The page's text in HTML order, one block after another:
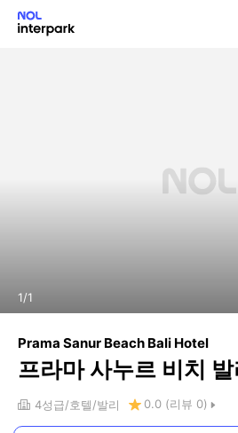
1/1
Prama Sanur Beach Bali Hotel
프라마 사누르 비치 발
4성급 호텔 발리 0.0 (리뷰 0)